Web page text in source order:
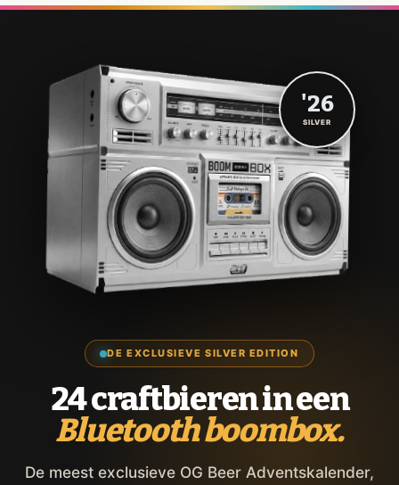
DE EXCLUSIEVE SILVER EDITION
24 craftbieren in een
Bluetooth boombox.
De meest exclusieve OG Beer Adventskalender,
'26
SILVER